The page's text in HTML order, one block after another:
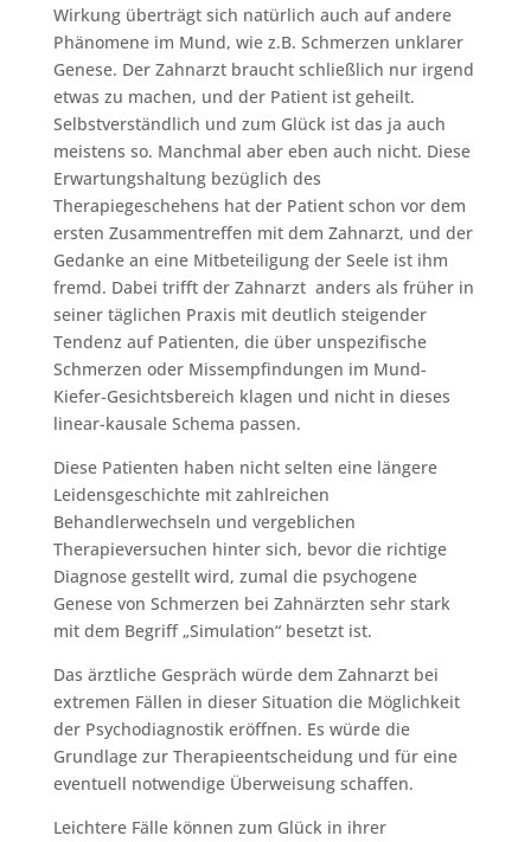
Wirkung überträgt sich natürlich auch auf andere
Phänomene im Mund, wie z.B. Schmerzen unklarer
Genese. Der Zahnarzt braucht schließlich nur irgend
etwas zu machen, und der Patient ist geheilt.
Selbstverständlich und zum Glück ist das ja auch
meistens so. Manchmal aber eben auch nicht. Diese
Erwartungshaltung bezüglich des
Therapiegeschehens hat der Patient schon vor dem
ersten Zusammentreffen mit dem Zahnarzt, und der
Gedanke an eine Mitbeteiligung der Seele ist ihm
fremd. Dabei trifft der Zahnarzt anders als früher in
seiner täglichen Praxis mit deutlich steigender
Tendenz auf Patienten, die über unspezifische
Schmerzen oder Missempfindungen im Mund-
Kiefer-Gesichtsbereich klagen und nicht in dieses
linear-kausale Schema passen.
Diese Patienten haben nicht selten eine längere
Leidensgeschichte mit zahlreichen
Behandlerwechseln und vergeblichen
Therapieversuchen hinter sich, bevor die richtige
Diagnose gestellt wird, zumal die psychogene
Genese von Schmerzen bei Zahnärzten sehr stark
mit dem Begriff „Simulation“ besetzt ist.
Das ärztliche Gespräch würde dem Zahnarzt bei
extremen Fällen in dieser Situation die Möglichkeit
der Psychodiagnostik eröffnen. Es würde die
Grundlage zur Therapieentscheidung und für eine
eventuell notwendige Überweisung schaffen.
Leichtere Fälle können zum Glück in ihrer